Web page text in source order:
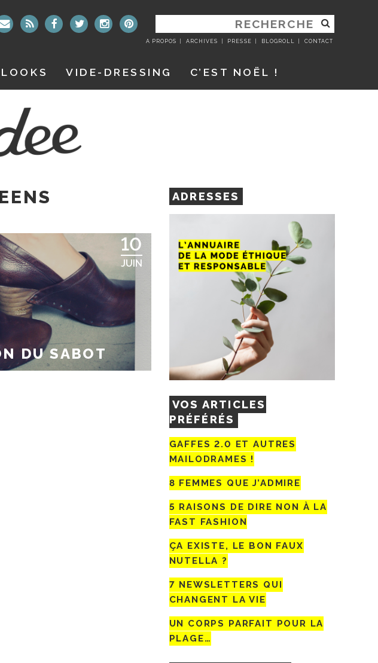
RECHERCHER
:
A PROPOS ARCHIVES PRESSE BLOGROLL CONTACT
LOOKS VIDE-DRESSING C’EST NOËL !
10
JUIN
DU SABOT
ADRESSES
VOS ARTICLES
PRÉFÉRÉS
GAFFES 2.0 ET AUTRES
MAILODRAMES !
8 FEMMES QUE J’ADMIRE
5 RAISONS DE DIRE NON À LA
FAST FASHION
ÇA EXISTE, LE BON FAUX
NUTELLA ?
7 NEWSLETTERS QUI
CHANGENT LA VIE
UN CORPS PARFAIT POUR LA
PLAGE…